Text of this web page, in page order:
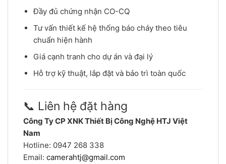
Đầy đủ chứng nhận CO-CQ
Tư vấn thiết kế hệ thống báo cháy theo tiêu
chuẩn hiện hành
Giá cạnh tranh cho dự án và đại lý
Hỗ trợ kỹ thuật, lắp đặt và bảo trì toàn quốc
📞 Liên hệ đặt hàng
Công Ty CP XNK Thiết Bị Công Nghệ HTJ Việt
Nam
Hotline: 0947 268 338
Email: camerahtj@gmail.com